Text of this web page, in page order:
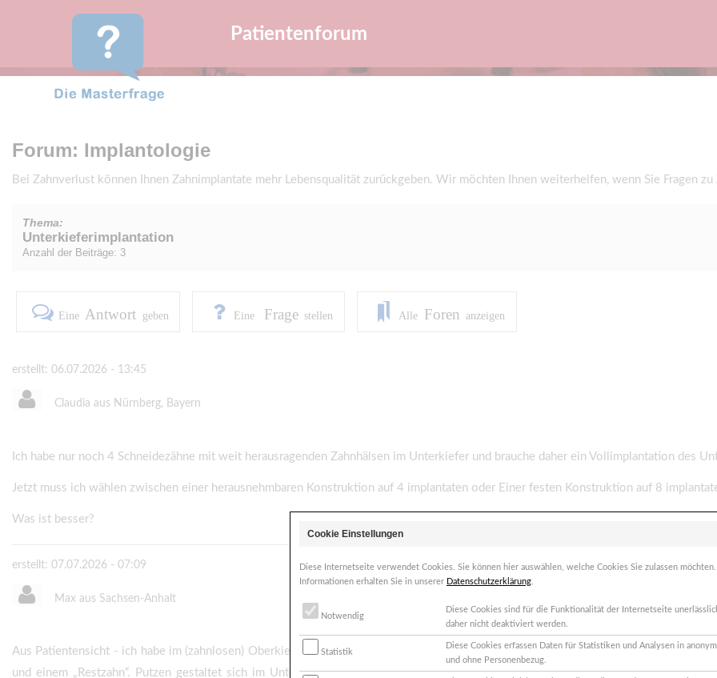
Patientenforum
Forum: Implantologie
Bei Zahnverlust können Ihnen Zahnimplantate mehr Lebensqualität zurückgeben. Wir möchten Ihnen weiterhelfen, wenn Sie Fragen zu
Thema:
Unterkieferimplantation
Anzahl der Beiträge: 3
Eine Antwort geben Eine Frage stellen Alle Foren anzeigen
erstellt: 06.07.2026 - 13:45
Claudia aus Nürnberg, Bayern
Ich habe nur noch 4 Schneidezähne mit weit herausragenden Zahnhälsen im Unterkiefer und brauche daher ein Vollimplantation des
Jetzt muss ich wählen zwischen einer herausnehmbaren Konstruktion auf 4 implantaten oder Einer festen Konstruktion auf 8
Was ist besser?
erstellt: 07.07.2026 - 07:09
Max aus Sachsen-Anhalt
Aus Patientensicht - ich habe im (zahnlosen) Oberkiefer eine festsitzende Prothese auf vier Implantaten („all on 4“), im Unterkiefer
und einem „Restzahn“. Putzen gestaltet sich im Unterkiefer natürlich einfacher, da ich die Teleskopprothese herausnehmen kann.
Cookie Einstellungen
Diese Internetseite verwendet Cookies. Sie können hier auswählen, welche Cookies Sie zulassen
Informationen erhalten Sie in unserer Datenschutzerklärung
Notwendig
Diese Cookies sind für die Funktionalität der Internetseite
daher nicht deaktiviert werden.
Statistik
Diese Cookies erfassen Daten für Statistiken und Analysen in
und ohne Personenbezug.